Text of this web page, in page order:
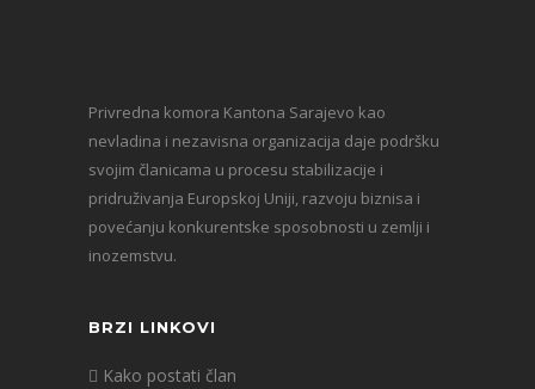
Privredna komora Kantona Sarajevo kao
nevladina i nezavisna organizacija daje podršku
svojim članicama u procesu stabilizacije i
pridruživanja Europskoj Uniji, razvoju biznisa i
povećanju konkurentske sposobnosti u zemlji i
inozemstvu.
BRZI LINKOVI
Kako postati član